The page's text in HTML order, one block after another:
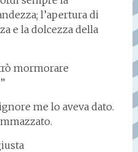
l’apertura di
e la dolcezza della
mormorare
me lo aveva dato.